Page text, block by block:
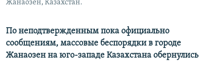
Жанаозен, Казахстан.
По неподтвержденным пока официально
сообщениям, массовые беспорядки в городе
Жанаозен на юго-западе Казахстана обернулись